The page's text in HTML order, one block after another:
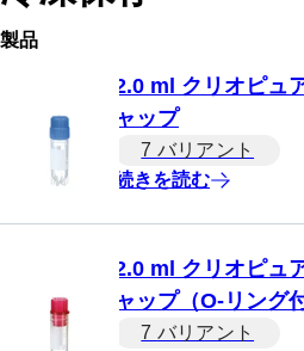
製品
2.0 ml クリオピュ
ャップ
7 バリアント
続きを読む
2.0 ml クリオピュ
ャップ（O-リング付
7 バリアント